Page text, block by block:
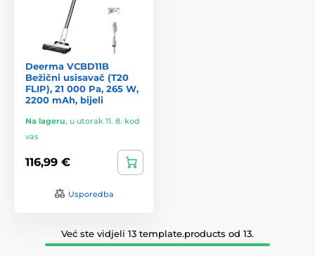
Deerma VCBD11B
Bežični usisavač (T20
FLIP), 21 000 Pa, 265 W,
2200 mAh, bijeli
Na lageru, u utorak 11. 8. kod
vas
116,99 €
Usporedba
Već ste vidjeli 13 template.products od 13.